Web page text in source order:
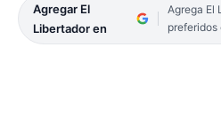
Agregar El
Libertador en
Agrega El
preferidos